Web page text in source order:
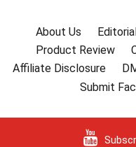
About Us
Product Review
Affiliate Disclosure
Submit